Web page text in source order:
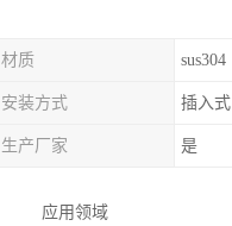
材质 sus304
安装方式 插入式
生产厂家 是
应用领域